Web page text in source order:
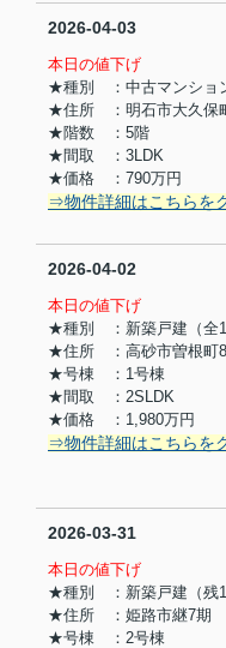
2026-04-03
本日の値下げ
★種別 ：中古マンショ
★住所 ：明石市大久保
★階数 ：5階
★間取 ：3LDK
★価格 ：790万円
⇒物件詳細はこちらを
2026-04-02
本日の値下げ
★種別 ：新築戸建（全1
★住所 ：高砂市曽根町
★号棟 ：1号棟
★間取 ：2SLDK
★価格 ：1,980万円
⇒物件詳細はこちらを
2026-03-31
本日の値下げ
★種別 ：新築戸建（残1
★住所 ：姫路市継7期
★号棟 ：2号棟